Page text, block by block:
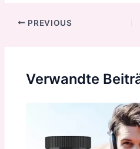
Post
PREVIOUS
Verwandte